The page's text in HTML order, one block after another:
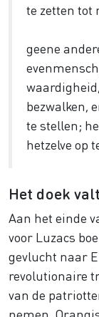
te zetten tot
geene
bezwalken,
te stellen;
hetzelve op
Het doek valt
Aan het einde
voor Luzacs
gevlucht naar
revolutionaire
van de
nemen.